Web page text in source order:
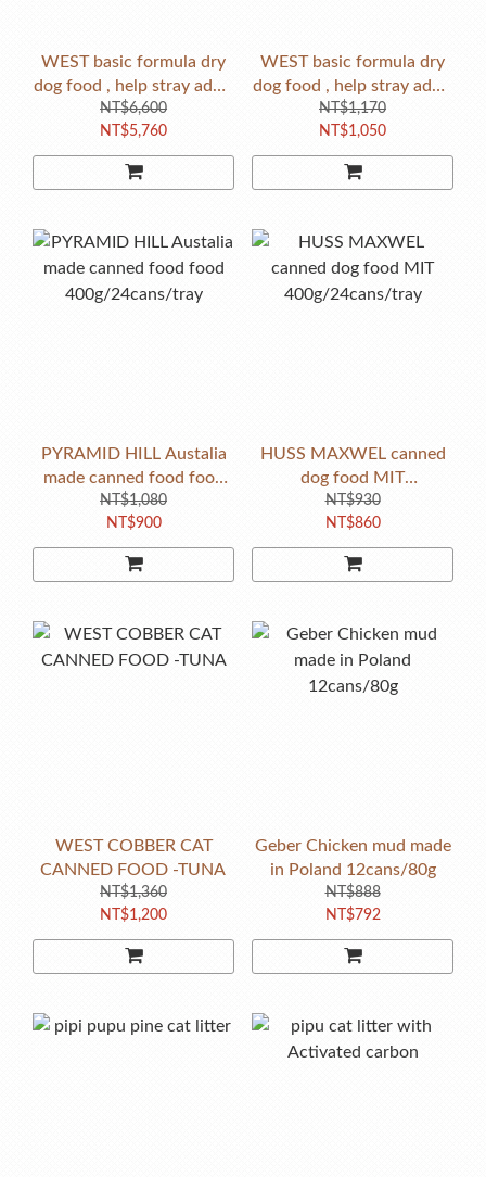
WEST basic formula dry
dog food , help stray adult
dog feed six month
,totally 180kg
NT$6,600
NT$5,760
WEST basic formula dry
dog food , help stray adult
dog feed one month
,totally 30kg /bag
NT$1,170
NT$1,050
PYRAMID HILL Austalia
made canned food food
400g/24cans/tray
NT$1,080
NT$900
HUSS MAXWEL canned
dog food MIT
400g/24cans/tray
NT$930
NT$860
WEST COBBER CAT
CANNED FOOD -TUNA
NT$1,360
NT$1,200
Geber Chicken mud made
in Poland 12cans/80g
NT$888
NT$792